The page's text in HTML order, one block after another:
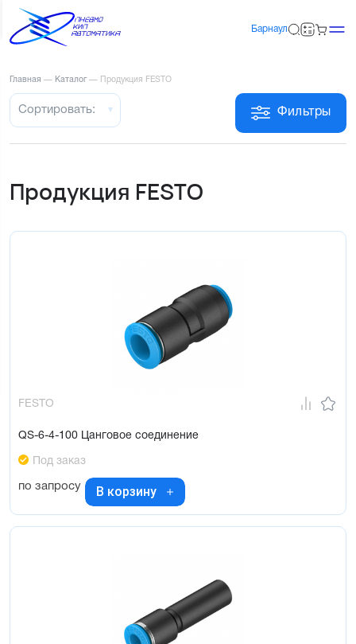
Барнаул
Главная — Каталог — Продукция FESTO
Фильтры
Сортировать:
Продукция FESTO
FESTO
QS-6-4-100 Цанговое соединение
Под заказ
по запросу В корзину